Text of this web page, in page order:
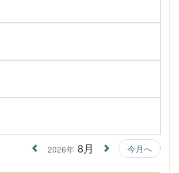
2026年 8月 今月へ